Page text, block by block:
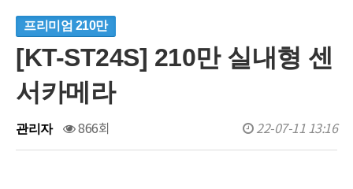
프리미엄 210만
[KT-ST24S] 210만 실내형 센
서카메라
관리자 866회 22-07-11 13:16